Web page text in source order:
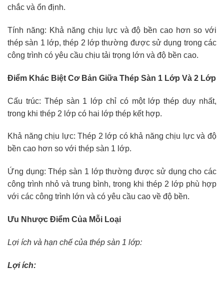
chắc và ổn định.
Tính năng: Khả năng chịu lực và độ bền cao hơn so với
thép sàn 1 lớp, thép 2 lớp thường được sử dụng trong các
công trình có yêu cầu chịu tải trọng lớn và độ bền cao.
Điểm Khác Biệt Cơ Bản Giữa Thép Sàn 1 Lớp Và 2 Lớp
Cấu trúc: Thép sàn 1 lớp chỉ có một lớp thép duy nhất,
trong khi thép 2 lớp có hai lớp thép kết hợp.
Khả năng chịu lực: Thép 2 lớp có khả năng chịu lực và độ
bền cao hơn so với thép sàn 1 lớp.
Ứng dụng: Thép sàn 1 lớp thường được sử dụng cho các
công trình nhỏ và trung bình, trong khi thép 2 lớp phù hợp
với các công trình lớn và có yêu cầu cao về độ bền.
Ưu Nhược Điểm Của Mỗi Loại
Lợi ích và hạn chế của thép sàn 1 lớp:
Lợi ích: